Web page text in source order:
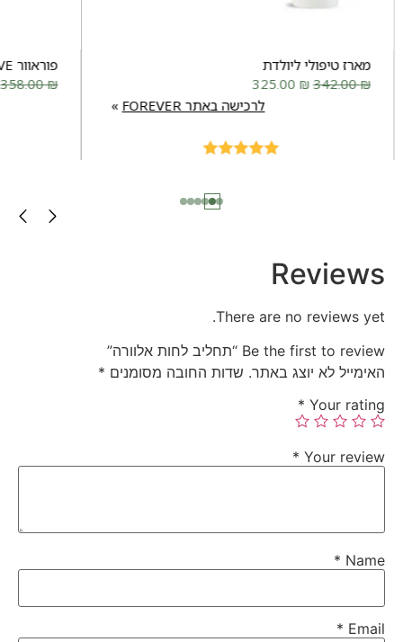
מארז טיפולי ליולדת
342.00₪
325.00 ₪
לרכישה באתר FOREVER
פוראוור MOVE
358.00₪
Reviews
There are no reviews yet.
Be the first to review “תחליב לחות אלוורה”
האימייל לא יוצג באתר. שדות החובה מסומנים *
Your rating
*
Your review
*
Name
*
Email
*